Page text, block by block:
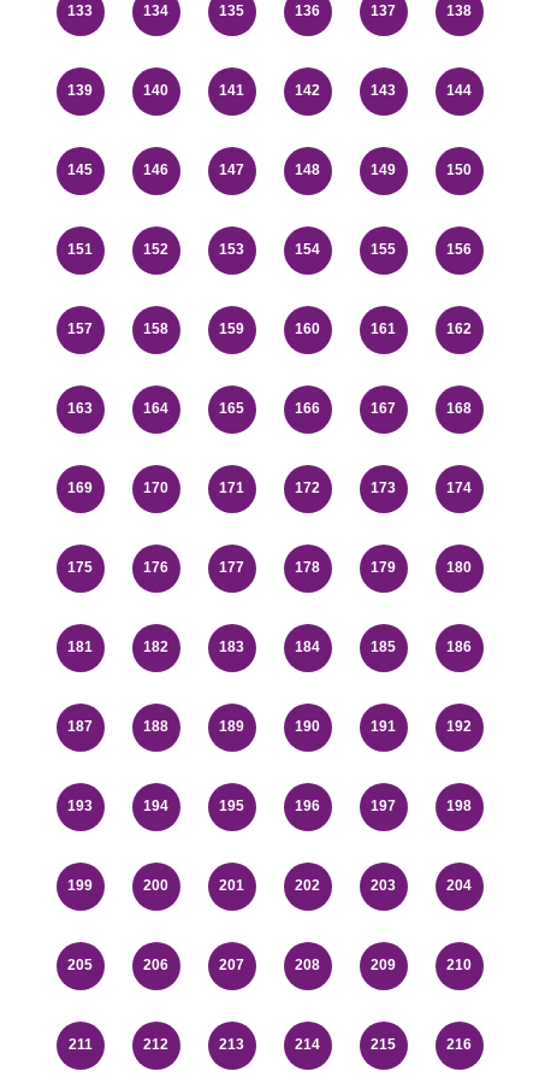
133 134 135 136 137 138
139 140 141 142 143 144
145 146 147 148 149 150
151 152 153 154 155 156
157 158 159 160 161 162
163 164 165 166 167 168
169 170 171 172 173 174
175 176 177 178 179 180
181 182 183 184 185 186
187 188 189 190 191 192
193 194 195 196 197 198
199 200 201 202 203 204
205 206 207 208 209 210
211 212 213 214 215 216